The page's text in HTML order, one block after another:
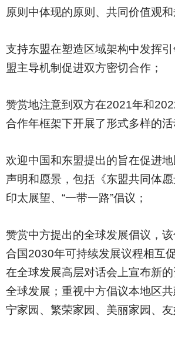
原则中体现的原则、共同价值观和
支持东盟在塑造区域架构中发挥
盟主导机制促进双方密切合作；
赞赏地注意到双方在2021年和
合作年框架下开展了形式多样的活
欢迎中国和东盟提出的旨在促进
声明和愿景，包括《东盟共同体
印太展望、“一带一路”倡议；
赞赏中方提出的全球发展倡议，
合国2030年可持续发展议程相互
在全球发展高层对话会上宣布新
全球发展；重视中方倡议本地区
宁家园、繁荣家园、美丽家园、友